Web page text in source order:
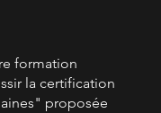
formation
la certification
proposée